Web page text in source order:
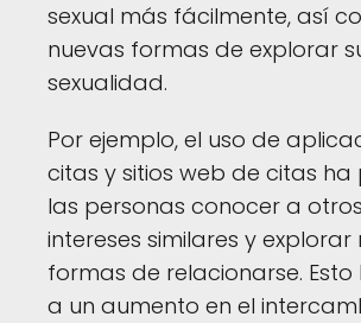
sexual más fácilmente, así
nuevas formas de explorar
sexualidad.
Por ejemplo, el uso de
citas y sitios web de citas
las personas conocer a
intereses similares y explorar
formas de relacionarse.
a un aumento en el